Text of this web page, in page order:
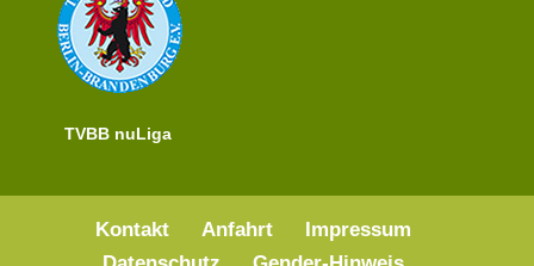
TVBB nuLiga
Kontakt Anfahrt
Impressum